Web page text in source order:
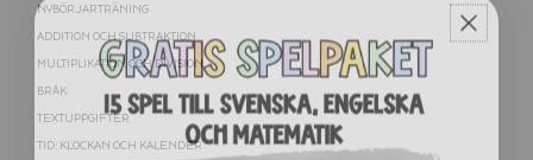
NYBÖRJARTRÄNING
ADDITION OCH SUBTRAKTION
MULTIPLIKATION OCH DIVISION
BRÅK
TEXTUPPGIFTER
TID: KLOCKAN OCH KALENDER